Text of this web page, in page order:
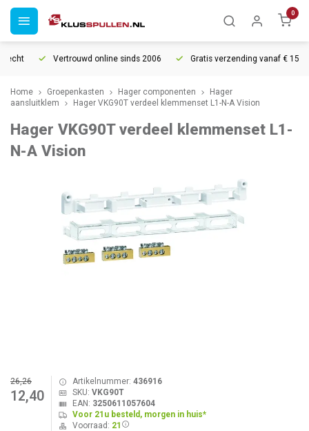
0
Vertrouwd online sinds 2006 Gratis verzending vanaf € 150
Home Groepenkasten Hager componenten
Hager
aansluitklem
Hager VKG90T verdeel klemmenset L1-N-A Vision
Hager VKG90T verdeel klemmenset L1-
N-A Vision
26,26
12,40
Artikelnummer: 436916
SKU: VKG90T
EAN: 3250611057604
Voor 21u besteld, morgen in huis*
Voorraad: 21